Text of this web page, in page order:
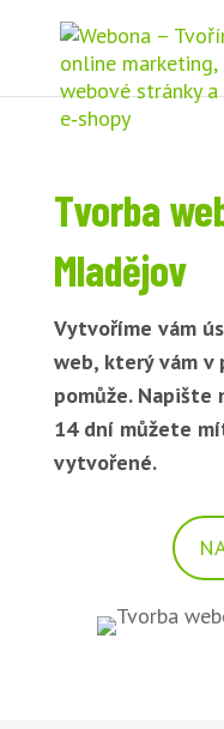
Tvorba
Mladějov
Vytvoříme vám
web, který vám v
pomůže. Napište
14 dní můžete
vytvořené.